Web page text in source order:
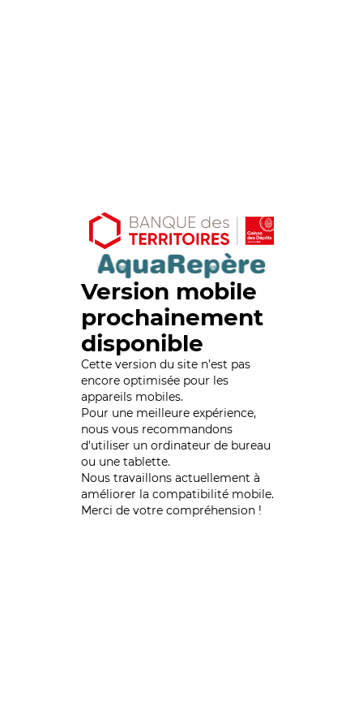
Version mobile
prochainement
disponible
Cette version du site n’est pas
encore optimisée pour les
appareils mobiles.
Pour une meilleure expérience,
nous vous recommandons
d'utiliser un ordinateur de bureau
ou une tablette.
Nous travaillons actuellement à
améliorer la compatibilité mobile.
Merci de votre compréhension !